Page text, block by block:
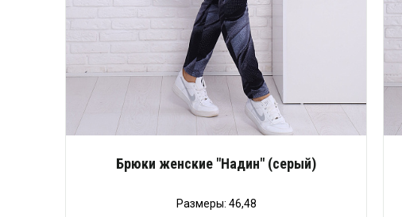
Брюки женские "Надин" (серый)
Размеры: 46,48